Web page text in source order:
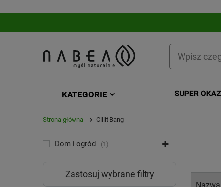
KATEGORIE
Strona główna Cillit Bang
KATEGORIA
Dom i ogród 1
Zastosuj wybrane filtry